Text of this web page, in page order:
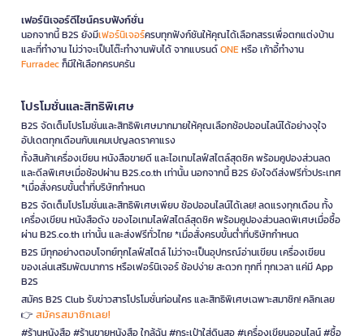
เฟอร์นิเจอร์ดีไซน์ครบฟังก์ชั่น
นอกจากนี้ B2S ยังมีเฟอร์นิเจอร์ครบทุกฟังก์ชันให้คุณได้เลือกสรรเพื่อตกแต่งบ้าน
และที่ทำงาน ไม่ว่าจะเป็นโต๊ะทำงานพับได้ จากแบรนด์ONEหรือ เก้าอี้ทำงาน
Furradecก็มีให้เลือกครบครัน
โปรโมชั่นและสิทธิพิเศษ
B2S จัดเต็มโปรโมชั่นและสิทธิพิเศษมากมายให้คุณเลือกช้อปออนไลน์ได้อย่างจุใจ
อัปเดตทุกเดือนกับแคมเปญลดราคาแรง
ทั้งสินค้าเครื่องเขียน หนังสือขายดี และไอเทมไลฟ์สไตล์สุดชิค พร้อมคูปองส่วนลด
และดีลพิเศษเมื่อช้อปผ่าน B2S.co.th เท่านั้น นอกจากนี้ B2S ยังใจดีส่งฟรีทั่วประเทศ
*เมื่อสั่งครบขั้นต่ำที่บริษัทกำหนด
B2S จัดเต็มโปรโมชั่นและสิทธิพิเศษเพียบ ช้อปออนไลน์ได้เลย! ลดแรงทุกเดือน ทั้ง
เครื่องเขียน หนังสือดัง ของไอเทมไลฟ์สไตล์สุดชิค พร้อมคูปองส่วนลดพิเศษเมื่อซื้อ
ผ่าน B2S.co.th เท่านั้น และส่งฟรีทั่วไทย *เมื่อสั่งครบขั้นต่ำที่บริษัทกำหนด
B2S มีทุกอย่างตอบโจทย์ทุกไลฟ์สไตล์ ไม่ว่าจะเป็นอุปกรณ์อ่านเขียน เครื่องเขียน
ของเล่นเสริมพัฒนาการ หรือเฟอร์นิเจอร์ ช้อปง่าย สะดวก ทุกที่ ทุกเวลา แค่มี App
B2S
สมัคร B2S Club รับข่าวสารโปรโมชั่นก่อนใคร และสิทธิพิเศษเฉพาะสมาชิก! คลิกเลย
👉 สมัครสมาชิกเลย!
#ร้านหนังสือ #ร้านขายหนังสือ ใกล้ฉัน #กระเป๋าใส่ดินสอ #เครื่องเขียนออนไลน์ #ซื้อ